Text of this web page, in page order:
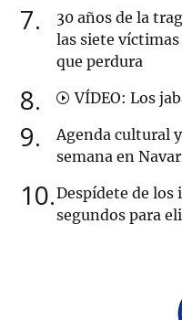
7
30 años de la
las siete
que perdura
8 VÍDEO: Los
9
Agenda cultural
semana en
10 Despídete de los
segundos para